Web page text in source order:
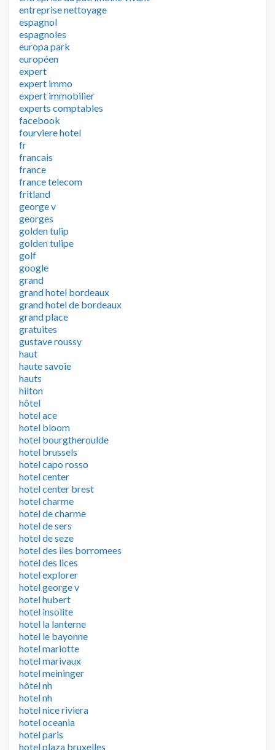
entreprise nettoyage
espagnol
espagnoles
europa park
européen
expert
expert immo
expert immobilier
experts comptables
facebook
fourviere hotel
fr
francais
france
france telecom
fritland
george v
georges
golden tulip
golden tulipe
golf
google
grand
grand hotel bordeaux
grand hotel de bordeaux
grand place
gratuites
gustave roussy
haut
haute savoie
hauts
hilton
hôtel
hotel ace
hotel bloom
hotel bourgtheroulde
hotel brussels
hotel capo rosso
hotel center
hotel center brest
hotel charme
hotel de charme
hotel de sers
hotel de seze
hotel des iles borromees
hotel des lices
hotel explorer
hotel george v
hotel hubert
hotel insolite
hotel la lanterne
hotel le bayonne
hotel mariotte
hotel marivaux
hotel meininger
hôtel nh
hotel nh
hotel nice riviera
hotel oceania
hotel paris
hotel plaza bruxelles